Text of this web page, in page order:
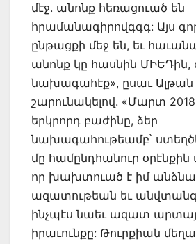
մէջ. անոնք հեռացուած են
հրամանագիրովգգգ: Այս
ընթացքի մեջ են, եւ
անոնք կը հասնին ՄԻԵԴին,
նախագահէք», ըսաւ Ալթան
շարունակելով. «Մարտ
երկրորդ բաժինը, ձեր
նախագահութեամբ՝
մը համընդհանուր օրէնքին
որ խախտուած է իմ
ազատութեան եւ
ինչպէս նաեւ ազատ
իրաւունքը: Թուրքիան